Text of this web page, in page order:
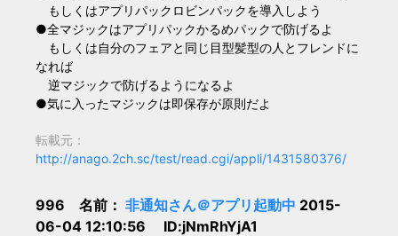
もしくはアプリパックロビンパックを導入しよう
●全マジックはアプリパックかるめパックで防げるよ
もしくは自分のフェアと同じ目型髪型の人とフレンドに
なれば
逆マジックで防げるようになるよ
●気に入ったマジックは即保存が原則だよ
転載元：
http://anago.2ch.sc/test/read.cgi/appli/1431580376/
996 名前： 非通知さん＠アプリ起動中 2015-
06-04 12:10:56 ID:jNmRhYjA1